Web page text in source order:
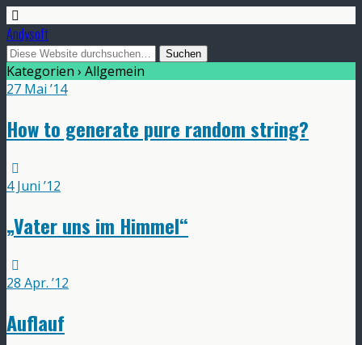
Andysoft
Kategorien › Allgemein
27 Mai ’14
How to generate pure random string?
4 Juni ’12
„Vater uns im Himmel“
28 Apr. ’12
Auflauf